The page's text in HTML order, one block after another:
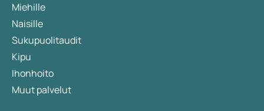
Miehille
Naisille
Sukupuolitaudit
Kipu
Ihonhoito
Muut palvelut